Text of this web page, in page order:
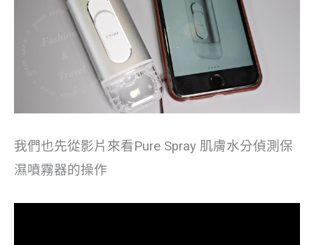
我們也先從影片來看Pure Spray 肌膚水分偵測保
濕噴霧器的操作